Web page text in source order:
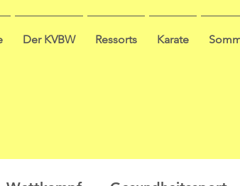
Der KVBW Ressorts Karate